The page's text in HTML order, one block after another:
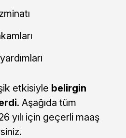
etkisiyle belirgin
. Aşağıda tüm
yılı için geçerli maaş